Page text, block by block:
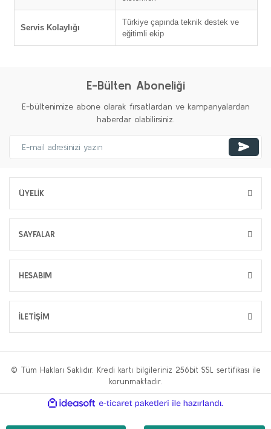
Servis Kolaylığı
Türkiye çapında teknik destek ve
eğitimli ekip
E-Bülten Aboneliği
E-bültenimize abone olarak fırsatlardan ve kampanyalardan
haberdar olabilirsiniz.
ÜYELİK
SAYFALAR
HESABIM
İLETİŞİM
© Tüm Hakları Saklıdır. Kredi kartı bilgileriniz 256bit SSL sertifikası ile
korunmaktadır.
ideasoft
e-
paketleri